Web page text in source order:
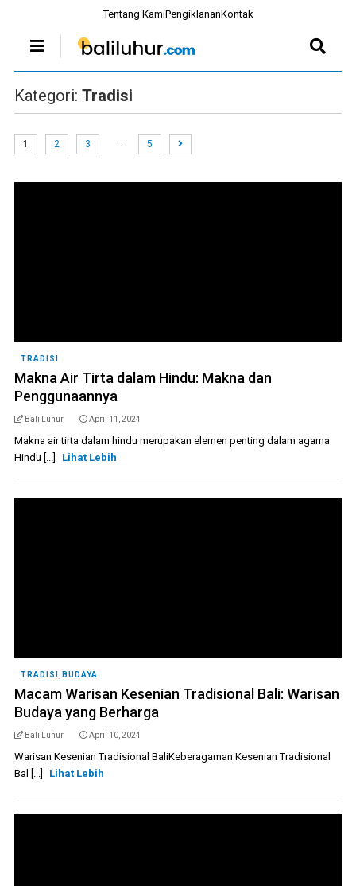
Tentang KamiPengiklananKontak
Kategori: Tradisi
1 2 3 … 5
TRADISI
Makna Air Tirta dalam Hindu: Makna dan
Penggunaannya
Bali Luhur April 11, 2024
Makna air tirta dalam hindu merupakan elemen penting dalam agama
Hindu [...]
Lihat Lebih
TRADISI BUDAYA
Macam Warisan Kesenian Tradisional Bali: Warisan
Budaya yang Berharga
Bali Luhur April 10, 2024
Warisan Kesenian Tradisional BaliKeberagaman Kesenian Tradisional
Bal [...]
Lihat Lebih